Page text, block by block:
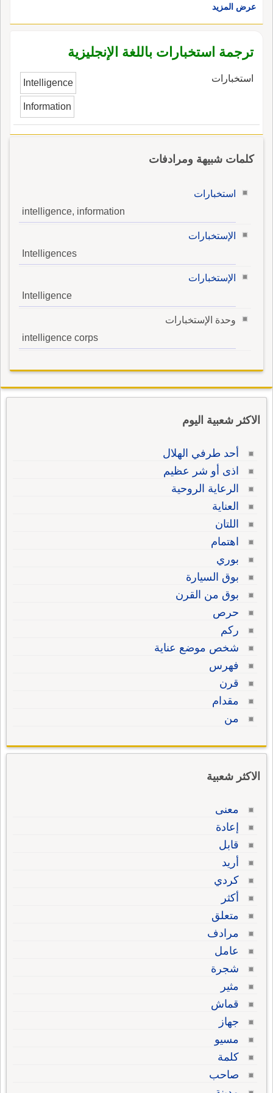
عرض المزيد
ترجمة استخبارات باللغة الإنجليزية
استخبارات Intelligence
Information
كلمات شبيهة ومرادفات
استخبارات
intelligence, information
الإستخبارات
Intelligences
الإستخبارات
Intelligence
وحدة الإستخبارات
intelligence corps
الاكثر شعبية اليوم
أحد طرفي الهلال
اذى أو شر عظيم
الرعاية الروحية
العناية
اللتان
اهتمام
بوري
بوق السيارة
بوق من القرن
حرص
ركم
شخص موضع عناية
فهرس
قرن
مقدام
من
الاكثر شعبية
معنى
إعادة
قابل
أريد
كردي
أكثر
متعلق
مرادف
عامل
شجرة
مثير
قماش
جهاز
مسيو
كلمة
صاحب